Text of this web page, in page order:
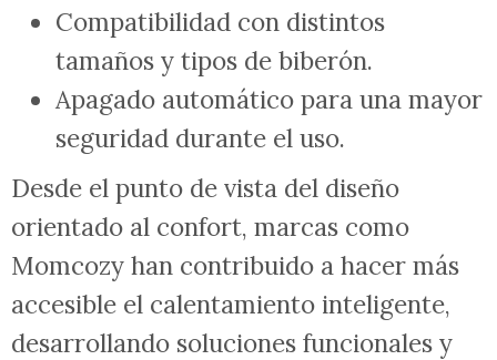
Compatibilidad con distintos
tamaños y tipos de biberón.
Apagado automático para una mayor
seguridad durante el uso.
Desde el punto de vista del diseño
orientado al confort, marcas como
Momcozy han contribuido a hacer más
accesible el calentamiento inteligente,
desarrollando soluciones funcionales y